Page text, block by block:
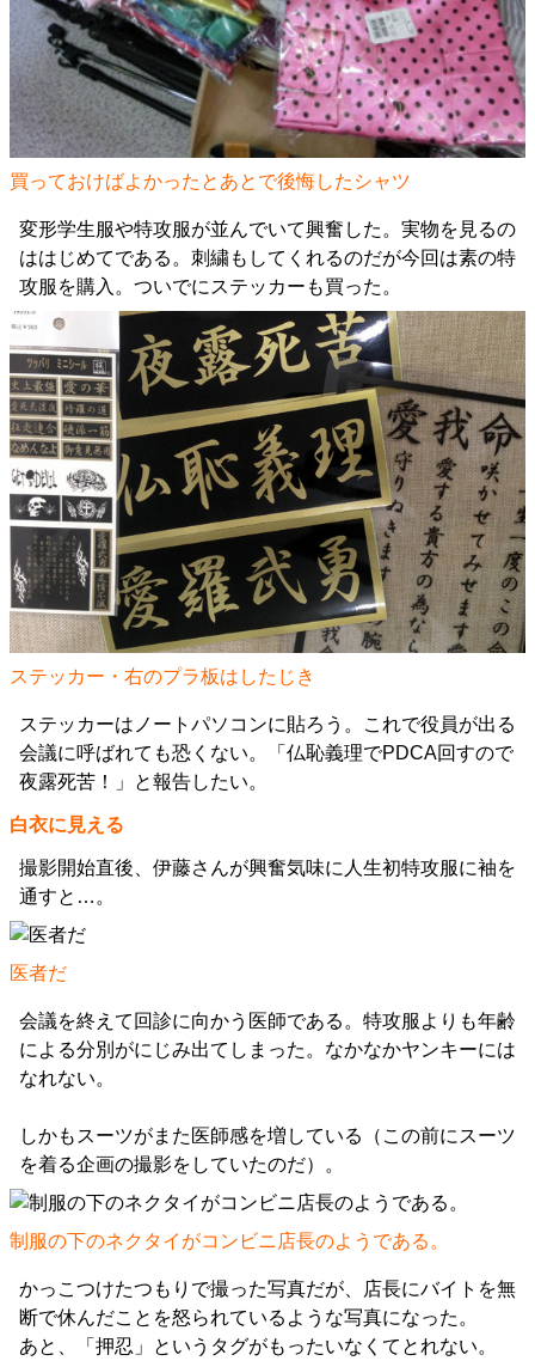
買っておけばよかったとあとで後悔したシャツ
変形学生服や特攻服が並んでいて興奮した。実物を見るの
ははじめてである。刺繍もしてくれるのだが今回は素の特
攻服を購入。ついでにステッカーも買った。
ステッカー・右のプラ板はしたじき
ステッカーはノートパソコンに貼ろう。これで役員が出る
会議に呼ばれても恐くない。「仏恥義理でPDCA回すので
夜露死苦！」と報告したい。
白衣に見える
撮影開始直後、伊藤さんが興奮気味に人生初特攻服に袖を
通すと…。
医者だ
会議を終えて回診に向かう医師である。特攻服よりも年齢
による分別がにじみ出てしまった。なかなかヤンキーには
なれない。
しかもスーツがまた医師感を増している（この前にスーツ
を着る企画の撮影をしていたのだ）。
制服の下のネクタイがコンビニ店長のようである。
かっこつけたつもりで撮った写真だが、店長にバイトを無
断で休んだことを怒られているような写真になった。
あと、「押忍」というタグがもったいなくてとれない。